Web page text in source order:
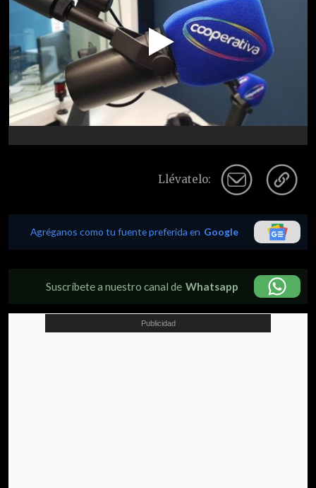
Play
Video
Llévatelo:
Agréganos como tu fuente preferida en Google
Suscríbete a nuestro canal de Whatsapp